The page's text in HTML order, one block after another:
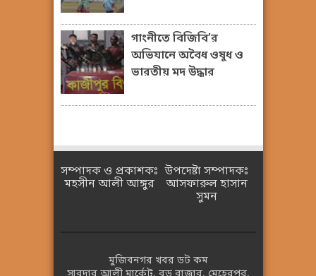
গাংনীতে বিজিবি’র
অভিযানে অবৈধ ওষুধ ও
ভারতীয় মদ উদ্ধার
সম্পাদক ও প্রকাশকঃ
মহসীন আলী আঙ্গুর
উপদেষ্টা সম্পাদকঃ
আসফারুল হাসান
সুমন
মুজিবনগর খবর ডট কম